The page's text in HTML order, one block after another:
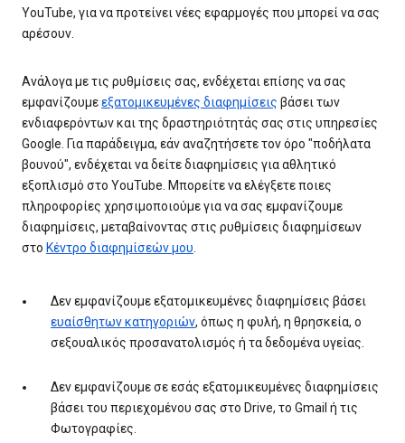
YouTube, για να προτείνει νέες εφαρμογές που μπορεί να σας
αρέσουν.
Ανάλογα με τις ρυθμίσεις σας, ενδέχεται επίσης να σας
εμφανίζουμεεξατομικευμένες διαφημίσεις βάσει των
ενδιαφερόντων και της δραστηριότητάς σας στις υπηρεσίες
Google. Για παράδειγμα, εάν αναζητήσετε τον όρο "ποδήλατα
βουνού", ενδέχεται να δείτε διαφημίσεις για αθλητικό
εξοπλισμό στο YouTube. Μπορείτε να ελέγξετε ποιες
πληροφορίες χρησιμοποιούμε για να σας εμφανίζουμε
διαφημίσεις, μεταβαίνοντας στις ρυθμίσεις διαφημίσεων
στο Κέντρο διαφημίσεών μου
Δεν εμφανίζουμε εξατομικευμένες διαφημίσεις βάσει
ευαίσθητων κατηγοριών, όπως η φυλή, η θρησκεία, ο
σεξουαλικός προσανατολισμός ή τα δεδομένα υγείας.
Δεν εμφανίζουμε σε εσάς εξατομικευμένες διαφημίσεις
βάσει του περιεχομένου σας στο Drive, το Gmail ή τις
Φωτογραφίες.